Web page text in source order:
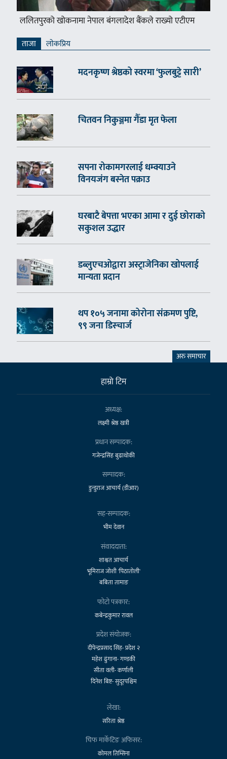
ललितपुरको खोकनामा नेपाल बंगलादेश बैंकले राख्यो एटीएम
ताजा लाेकप्रिय
मदनकृष्ण श्रेष्ठको स्वरमा ‘फुलबुट्टे सारी’
चितवन निकुञ्जमा गैँडा मृत फेला
सपना रोकामगरलाई धम्क्याउने
विनयजंग बस्नेत पक्राउ
घरबाटै बेपत्ता भएका आमा र दुई छोराको
सकुशल उद्धार
डब्लुएचओद्वारा अस्ट्राजेनिका खोपलाई
मान्यता प्रदान
थप १०५ जनामा कोरोना संक्रमण पुष्टि,
९९ जना डिस्चार्ज
अरु समाचार
हाम्राे टिम
अध्यक्ष:
लक्ष्मी श्रेष्ठ खत्री
प्रधान सम्पादक:
गजेन्द्रसिंह बुढाथोकी
सम्पादक:
डुन्डुराज आचार्य (डीआर)
सह-सम्पादक:
भीम देवान
संवाददाता:
शाश्वत आचार्य
भूमिराज जोशी 'पिठातोली'
बबिता तामाङ
फोटो पत्रकार:
कबेन्द्रकुमार रावल
प्रदेश संयोजक:
दीपेन्द्रप्रसाद सिंह- प्रदेश २
महेश ढुंगाना- गण्डकी
सीता वली- कर्णाली
दिनेश बिष्ट- सुदूरपश्चिम
लेखा:
सरिता श्रेष्ठ
चिफ मार्केटिङ अफिसर:
कोमल तिम्सिना